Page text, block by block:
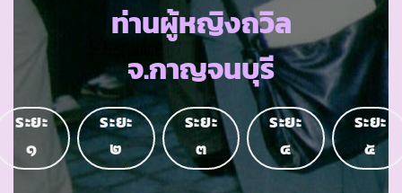
ท่านผู้หญิงถวิล
จ.กาญจนบุรี
ระยะ
๑
ระยะ
๒
ระยะ
๓
ระยะ
๔
ระยะ
๕